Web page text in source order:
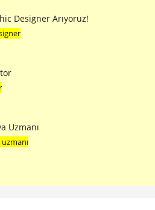
Designer Arıyoruz!
Uzmanı